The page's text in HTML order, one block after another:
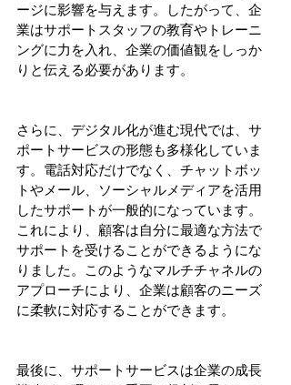
ージに影響を与えます。したがって、企
業はサポートスタッフの教育やトレーニ
ングに力を入れ、企業の価値観をしっか
りと伝える必要があります。
さらに、デジタル化が進む現代では、サ
ポートサービスの形態も多様化していま
す。電話対応だけでなく、チャットボッ
トやメール、ソーシャルメディアを活用
したサポートが一般的になっています。
これにより、顧客は自分に最適な方法で
サポートを受けることができるようにな
りました。このようなマルチチャネルの
アプローチにより、企業は顧客のニーズ
に柔軟に対応することができます。
最後に、サポートサービスは企業の成長